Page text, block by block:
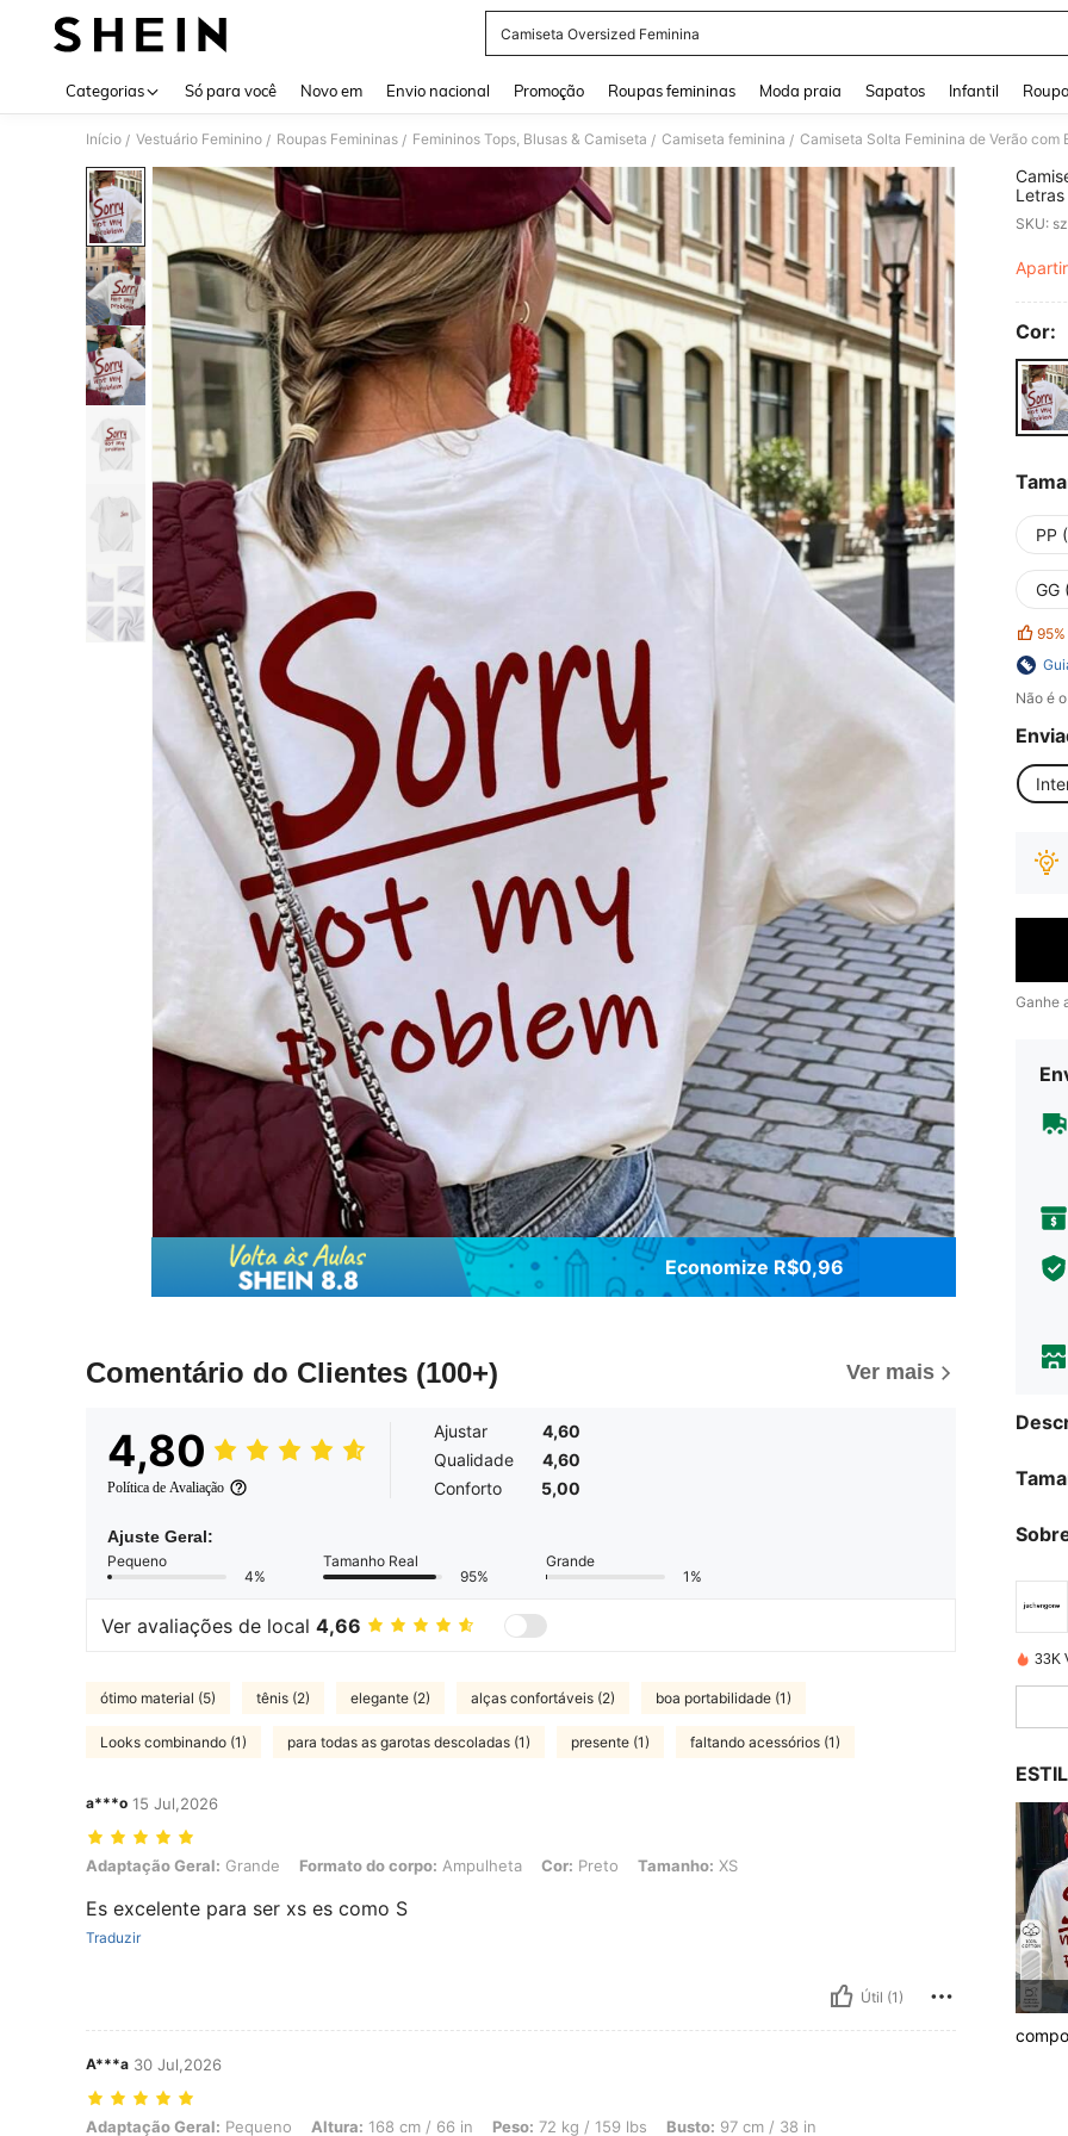
Camiseta Oversized Feminina
Categorias Só para você Novo em Envio nacional Promoção Roupas femininas Moda praia Sapatos Infantil
Início / Vestuário Feminino / Roupas Femininas / Femininos Tops, Blusas & Camiseta / Camiseta feminina /
Economize R$0,96
Comentário do Clientes (100+) Ver mais
4,80
Política de Avaliação
Ajustar
4,60
Qualidade
4,60
Conforto
5,00
Ajuste Geral:
Pequeno
4%
Tamanho Real
95%
Grande
1%
Ver avaliações de local 4,66
ótimo material (5) tênis (2) elegante (2) alças confortáveis (2) boa portabilidade (1)
Looks combinando (1) para todas as garotas descoladas (1) presente (1) faltando acessórios (1)
a***o 15 Jul,2026
Adaptação Geral: Grande, Formato do corpo: Ampulheta, Cor: Preto, Tamanho: XS
Adaptação Geral: Grande Formato do corpo: Ampulheta Cor: Preto Tamanho: XS
Es excelente para ser xs es como S
Traduzir
Útil (1)
A***a 30 Jul,2026
Adaptação Geral: Pequeno, Altura: 168 cm / 66 in, Peso: 72 kg / 159 lbs, Busto: 97 cm / 38 in, Cintura: 75 cm / 30 in, Quadris: 100 cm / 39 in,
Adaptação Geral: Pequeno Altura: 168 cm / 66 in Peso: 72 kg / 159 lbs Busto: 97 cm / 38 in
Top
Cor:
PP
GG
95%
Não é
Ganhe
33K